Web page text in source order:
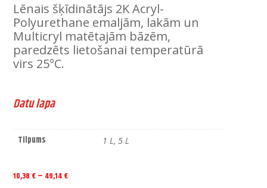
Lēnais šķīdinātājs 2K Acryl-
Polyurethane emaljām, lakām un
Multicryl matētajām bāzēm,
paredzēts lietošanai temperatūrā
virs 25°C.
Datu lapa
Tilpums 1 L, 5 L
10,38 € – 49,14 €Price